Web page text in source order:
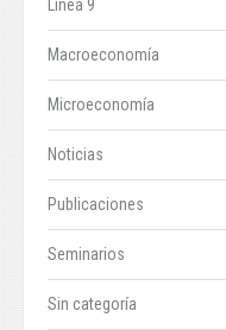
Línea 9
Macroeconomía
Microeconomía
Noticias
Publicaciones
Seminarios
Sin categoría